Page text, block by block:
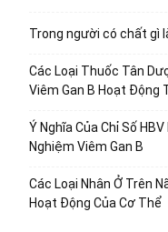
Trong người có chất gì
Các Loại Thuốc Tân
Viêm Gan B Hoạt Động
Ý Nghĩa Của Chỉ Số
Nghiệm Viêm Gan B
Các Loại Nhân Ở Trên
Hoạt Động Của Cơ Thể